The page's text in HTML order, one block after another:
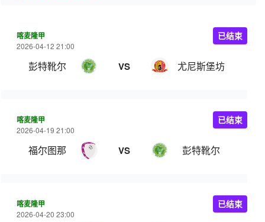
喀麦隆甲
2026-04-12 21:00
彭特靴尔 VS 尤尼斯堡坊
已结束
喀麦隆甲
2026-04-19 21:00
福尔图那 VS 彭特靴尔
已结束
喀麦隆甲
2026-04-20 23:00
已结束